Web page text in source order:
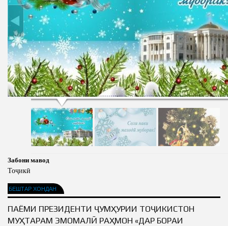
Забони мавод
Тоҷикӣ
БЕШТАР ХОНДАН
ПАЁМИ ПРЕЗИДЕНТИ ҶУМҲУРИИ ТОҶИКИСТОН
МУҲТАРАМ ЭМОМАЛӢ РАҲМОН «ДАР БОРАИ